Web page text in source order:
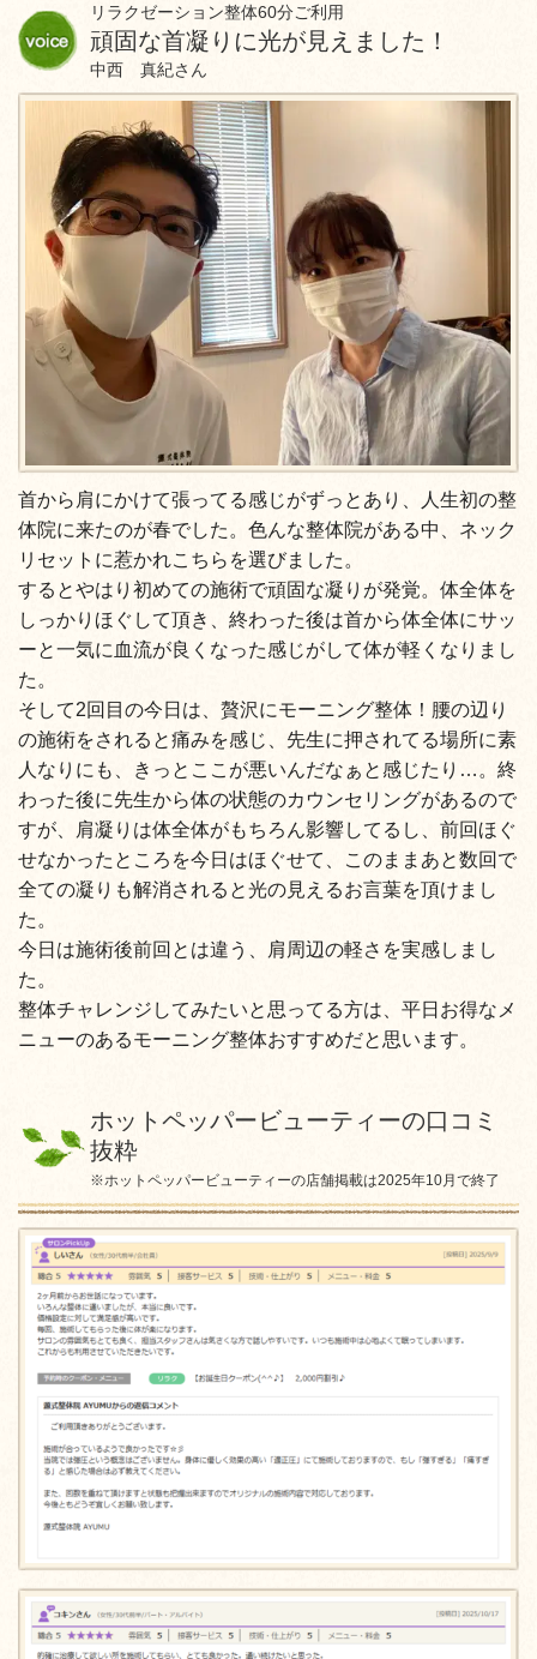
リラクゼーション整体60分ご利用
頑固な首凝りに光が見えました！
中西 真紀さん
首から肩にかけて張ってる感じがずっとあり、人生初の整
体院に来たのが春でした。色んな整体院がある中、ネック
リセットに惹かれこちらを選びました。
するとやはり初めての施術で頑固な凝りが発覚。体全体を
しっかり ほぐして頂き、終わった後は首から体全体にサッ
ーと一気に血流が良くなった感じがして体が軽くなりまし
た。
そして2回目の今日は、贅沢にモーニング整体！腰の辺り
の施術をされると痛みを感じ、先生に押されてる場所に素
人なりにも、きっ とここが悪いんだなぁと感じたり…。終
わった後に先生から体の状態のカウンセリングがあるので
すが、肩凝りは体全体がもちろん影響してるし、前回ほぐ
せなかったところを今日はほぐせて、このま まあと数回で
全ての凝りも解消されると光の見えるお言葉を頂けま し
た。
今日は施術後前回とは違う、肩周辺の軽さを実感しまし
た。
整体チャレンジしてみたいと思ってる方は、平日お得なメ
ニューのあるモーニング整体おすすめだと思います。
ホットペッパービューティーの口コミ
抜粋
※ホットペッパービューティーの店舗掲載は2025年10月で終了